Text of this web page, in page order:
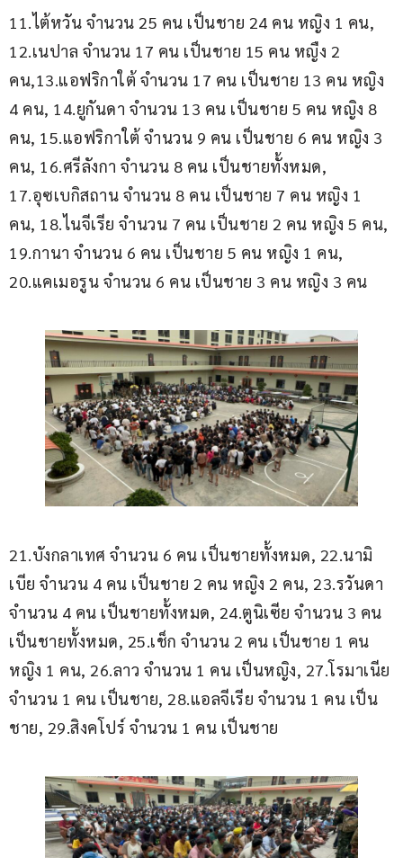
11.ไต้หวัน จำนวน 25 คน เป็นชาย 24 คน หญิง 1 คน,
12.เนปาล จำนวน 17 คน เป็นชาย 15 คน หญืง 2
คน,13.แอฟริกาใต้ จำนวน 17 คน เป็นชาย 13 คน หญิง
4 คน, 14.ยูกันดา จำนวน 13 คน เป็นชาย 5 คน หญิง 8
คน, 15.แอฟริกาใต้ จำนวน 9 คน เป็นชาย 6 คน หญิง 3
คน, 16.ศรีลังกา จำนวน 8 คน เป็นชายทั้งหมด,
17.อุซเบกิสถาน จำนวน 8 คน เป็นชาย 7 คน หญิง 1
คน, 18.ไนจีเรีย จำนวน 7 คน เป็นชาย 2 คน หญิง 5 คน,
19.กานา จำนวน 6 คน เป็นชาย 5 คน หญิง 1 คน,
20.แคเมอรูน จำนวน 6 คน เป็นชาย 3 คน หญิง 3 คน
21.บังกลาเทศ จำนวน 6 คน เป็นชายทั้งหมด, 22.นามิ
เบีย จำนวน 4 คน เป็นชาย 2 คน หญิง 2 คน, 23.รวันดา
จำนวน 4 คน เป็นชายทั้งหมด, 24.ตูนิเซีย จำนวน 3 คน
เป็นชายทั้งหมด, 25.เช็ก จำนวน 2 คน เป็นชาย 1 คน
หญิง 1 คน, 26.ลาว จำนวน 1 คน เป็นหญิง, 27.โรมาเนีย
จำนวน 1 คน เป็นชาย, 28.แอลจีเรีย จำนวน 1 คน เป็น
ชาย, 29.สิงคโปร์ จำนวน 1 คน เป็นชาย